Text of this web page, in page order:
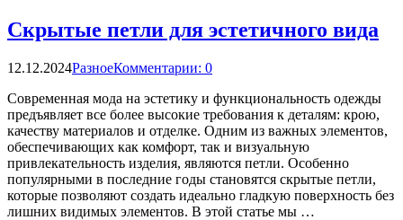
Скрытые петли для эстетичного вида
12.12.2024РазноеКомментарии: 0
Современная мода на эстетику и функциональность одежды
предъявляет все более высокие требования к деталям: крою,
качеству материалов и отделке. Одним из важных элементов,
обеспечивающих как комфорт, так и визуальную
привлекательность изделия, являются петли. Особенно
популярными в последние годы становятся скрытые петли,
которые позволяют создать идеально гладкую поверхность без
лишних видимых элементов. В этой статье мы …